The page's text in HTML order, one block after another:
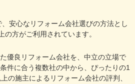
安心なリフォーム会社選びの方法とし
方がご利用されています。
優良リフォーム会社を、中立の立場で
件に合う複数社の中から、ぴったりの1
の施主によるリフォーム会社の評判、